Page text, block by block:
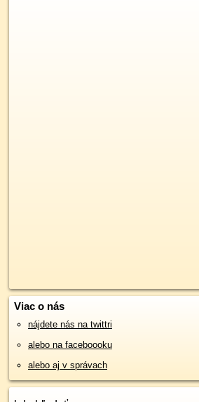
Viac o nás
nájdete nás na twittri
alebo na faceboooku
alebo aj v správach